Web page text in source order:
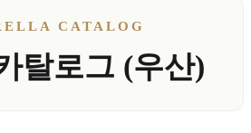
CATALOG
탈로그 (우산)